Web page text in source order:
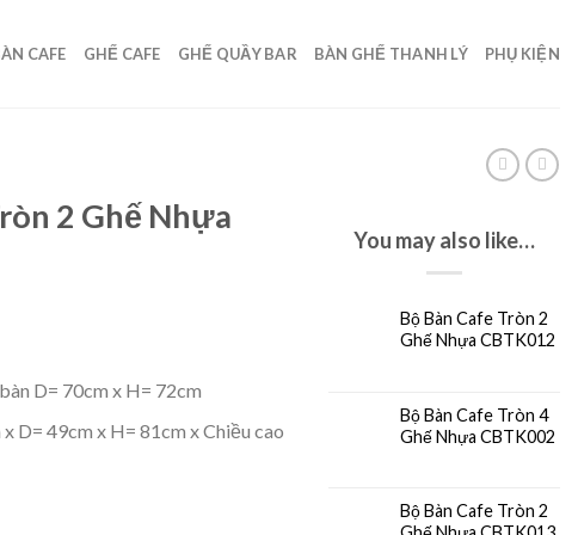
CAFE GHẾ CAFE GHẾ QUẦY BAR BÀN GHẾ THANH LÝ PHỤ KIỆN
2 Ghế Nhựa
D= 70cm x H= 72cm
D= 49cm x H= 81cm x Chiều cao
You may also like…
Bộ Bàn Cafe Tròn 2
Ghế Nhựa CBTK012
Bộ Bàn Cafe Tròn 4
Ghế Nhựa CBTK002
Bộ Bàn Cafe Tròn 2